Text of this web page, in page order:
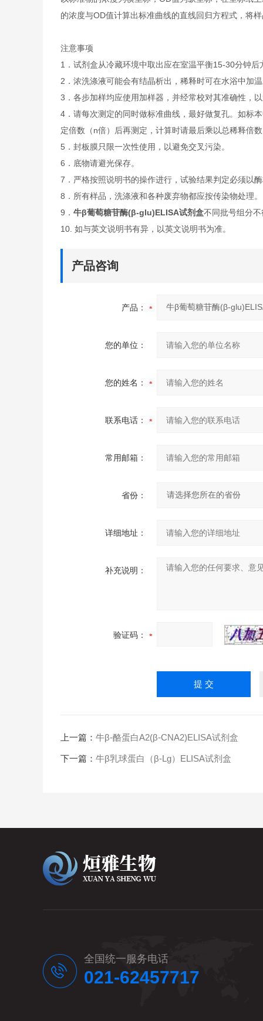
的浓度与OD值计算出标准曲线的直线回归方程式，将
注意事项
1．试剂盒从冷藏环境中取出应在室温平衡15-30分钟
2．浓洗涤液可能会有结晶析出，稀释时可在水浴中加
3．各步加样均应使用加样器，并经常校对其准确性，
4．请每次测定的同时做标准曲线，最好做复孔。如标
定倍数（n倍）后再测定，计算时请最后乘以总稀释倍
5．封板膜只限一次性使用，以避免交叉污染。
6．底物请避光保存。
7．严格按照说明书的操作进行，试验结果判定必须以
8．所有样品，洗涤液和各种废弃物都应按传染物处理。
9． 牛β葡萄糖苷酶(β-glu)ELISA试剂盒不同批号组分
10. 如与英文说明书有异，以英文说明书为准。
产品咨询
产品：
您的单位：
您的姓名：
联系电话：
常用邮箱：
省份：
详细地址：
补充说明：
验证码：
上一篇： 牛β-酪蛋白A2(β-CNA2)ELISA试剂盒
下一篇： 牛β乳球蛋白（β-Lg）ELISA试剂盒
全国统一服务电话
021-62457717